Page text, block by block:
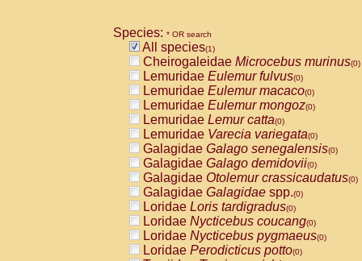
CebidaeCebus capucinus
CebidaeCebus nigrivittatus
CebidaeCebus spp.(0)
CebidaeSaimiri boliviensis(0)
CebidaeSaimiri sciureus(0)
AtelidaeAlouatta caraya(0)
AtelidaeAlouatta fusca(0)
AtelidaeAlouatta seniculus(0)
AtelidaeAlouattaspp.(0)
AtelidaeAteles belzebuth(0)
AtelidaeAteles geoffroyi(0)
AtelidaeAteles paniscus(0)
AtelidaeAtelesspp.(0)
AtelidaeLagothrix lagothricha(0)
AtelidaeLagothrix lagothricha cana
PitheciidaeCacajao calvus
Species: * OR search
All species(1)
Cheirogaleidae Microcebus murinus(0)
Lemuridae Eulemur fulvus(0)
Lemuridae Eulemur macaco(0)
Lemuridae Eulemur mongoz(0)
Lemuridae Lemur catta(0)
Lemuridae Varecia variegata(0)
Galagidae Galago senegalensis(0)
Galagidae Galago demidovii(0)
Galagidae Otolemur crassicaudatus(0)
Galagidae Galagidae spp.(0)
Loridae Loris tardigradus(0)
Loridae Nycticebus coucang(0)
Loridae Nycticebus pygmaeus(0)
Loridae Perodicticus potto(0)